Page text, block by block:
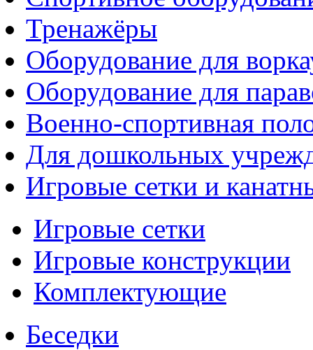
Тренажёры
Оборудование для
Оборудование для
Военно-спортивная
Для дошкольных
Игровые сетки и
Игровые сетки
Игровые конструкции
Комплектующие
Беседки